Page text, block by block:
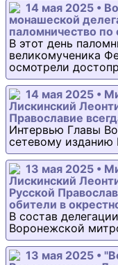
14 мая 2025 •
монашеской
паломничество по
В этот день
великомученика
осмотрели
14 мая 2025 •
Лискинский
Православие
Интервью Главы
сетевому
13 мая 2025 •
Лискинский
Русской
обители в
В состав
Воронежской
13 мая 2025 •